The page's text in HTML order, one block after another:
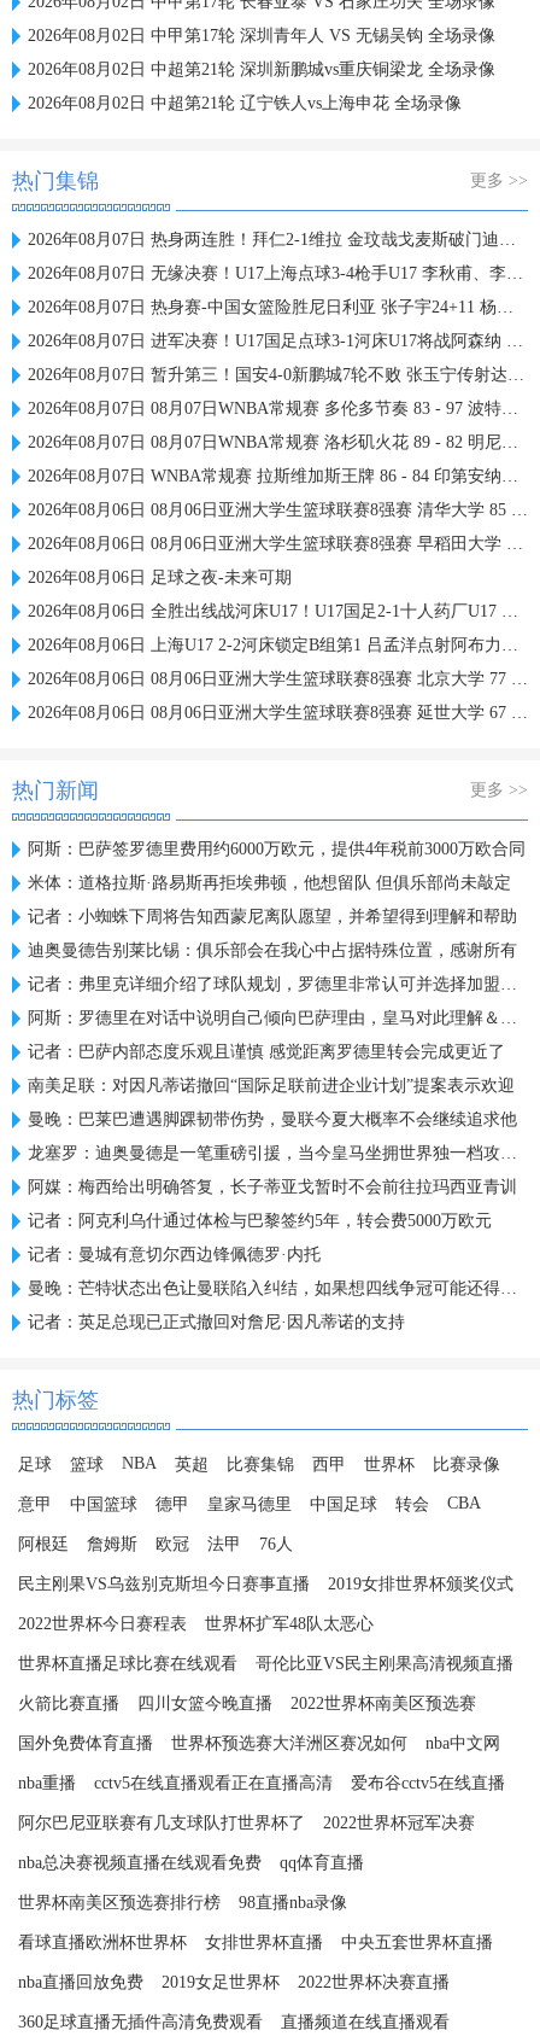
2026年08月02日 中甲第17轮 深圳青年人 VS 无锡吴钩 全场录像
2026年08月02日 中超第21轮 深圳新鹏城vs重庆铜梁龙 全场录像
2026年08月02日 中超第21轮 辽宁铁人vs上海申花 全场录像
热门集锦 更多 >>
2026年08月07日 热身两连胜！拜仁2-1维拉 金玟哉戈麦斯破门迪亚斯替补建功
2026年08月07日 无缘决赛！U17上海点球3-4枪手U17 李秋甫、李文博失点王启戎扑点
2026年08月07日 热身赛-中国女篮险胜尼日利亚 张子宇24+11 杨舒予12+6
2026年08月07日 进军决赛！U17国足点球3-1河床U17将战阿森纳 江宇涵替补两扑点
2026年08月07日 暂升第三！国安4-0新鹏城7轮不败 张玉宁传射达万双响法比奥破门
2026年08月07日 08月07日WNBA常规赛 多伦多节奏 83 - 97 波特兰火焰 集锦
2026年08月07日 08月07日WNBA常规赛 洛杉矶火花 89 - 82 明尼苏达山猫 全场集锦
2026年08月07日 WNBA常规赛 拉斯维加斯王牌 86 - 84 印第安纳狂热 全场集锦
2026年08月06日 08月06日亚洲大学生篮球联赛8强赛 清华大学 85 - 81 菲律宾大学 集锦
2026年08月06日 08月06日亚洲大学生篮球联赛8强赛 早稻田大学 78 - 71 高丽大学 集锦
2026年08月06日 足球之夜-未来可期
2026年08月06日 全胜出线战河床U17！U17国足2-1十人药厂U17 赵松源登场1分钟传射
2026年08月06日 上海U17 2-2河床锁定B组第1 吕孟洋点射阿布力米破门 将战A组第2
2026年08月06日 08月06日亚洲大学生篮球联赛8强赛 北京大学 77 - 79 上海交通大学 集锦
2026年08月06日 08月06日亚洲大学生篮球联赛8强赛 延世大学 67 - 72 政治大学 集锦
热门新闻 更多 >>
阿斯：巴萨签罗德里费用约6000万欧元，提供4年税前3000万欧合同
米体：道格拉斯·路易斯再拒埃弗顿，他想留队 但俱乐部尚未敲定
记者：小蜘蛛下周将告知西蒙尼离队愿望，并希望得到理解和帮助
迪奥曼德告别莱比锡：俱乐部会在我心中占据特殊位置，感谢所有
记者：弗里克详细介绍了球队规划，罗德里非常认可并选择加盟巴萨
阿斯：罗德里在对话中说明自己倾向巴萨理由，皇马对此理解＆祝好
记者：巴萨内部态度乐观且谨慎 感觉距离罗德里转会完成更近了
南美足联：对因凡蒂诺撤回“国际足联前进企业计划”提案表示欢迎
曼晚：巴莱巴遭遇脚踝韧带伤势，曼联今夏大概率不会继续追求他
龙塞罗：迪奥曼德是一笔重磅引援，当今皇马坐拥世界独一档攻击线
阿媒：梅西给出明确答复，长子蒂亚戈暂时不会前往拉玛西亚青训
记者：阿克利乌什通过体检与巴黎签约5年，转会费5000万欧元
记者：曼城有意切尔西边锋佩德罗·内托
曼晚：芒特状态出色让曼联陷入纠结，如果想四线争冠可能还得买人
记者：英足总现已正式撤回对詹尼·因凡蒂诺的支持
热门标签
足球 篮球 NBA 英超 比赛集锦 西甲 世界杯 比赛录像
意甲 中国篮球 德甲 皇家马德里 中国足球 转会 CBA
阿根廷 詹姆斯 欧冠 法甲 76人
民主刚果VS乌兹别克斯坦今日赛事直播 2019女排世界杯颁奖仪式
2022世界杯今日赛程表 世界杯扩军48队太恶心
世界杯直播足球比赛在线观看 哥伦比亚VS民主刚果高清视频直播
火箭比赛直播 四川女篮今晚直播 2022世界杯南美区预选赛
国外免费体育直播 世界杯预选赛大洋洲区赛况如何 nba中文网
nba重播 cctv5在线直播观看正在直播高清 爱布谷cctv5在线直播
阿尔巴尼亚联赛有几支球队打世界杯了 2022世界杯冠军决赛
nba总决赛视频直播在线观看免费 qq体育直播
世界杯南美区预选赛排行榜 98直播nba录像
看球直播欧洲杯世界杯 女排世界杯直播 中央五套世界杯直播
nba直播回放免费 2019女足世界杯 2022世界杯决赛直播
360足球直播无插件高清免费观看 直播频道在线直播观看